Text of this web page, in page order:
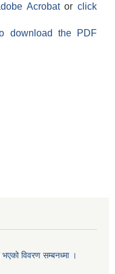
Acrobatorclick
download the PDF
विवरण सम्बनध्मा ।